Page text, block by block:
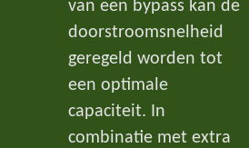
van een bypass kan de
doorstroomsnelheid
geregeld worden tot
een optimale
capaciteit. In
combinatie met extra